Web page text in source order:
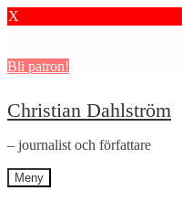
X
Bli patron!
Hoppa
till
navigering
Hoppa
till
innehåll
Christian Dahlström
– journalist och författare
Meny